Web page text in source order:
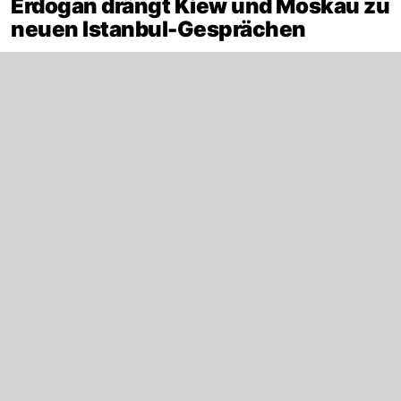
Erdogan drängt Kiew und Moskau zu
neuen Istanbul-Gesprächen